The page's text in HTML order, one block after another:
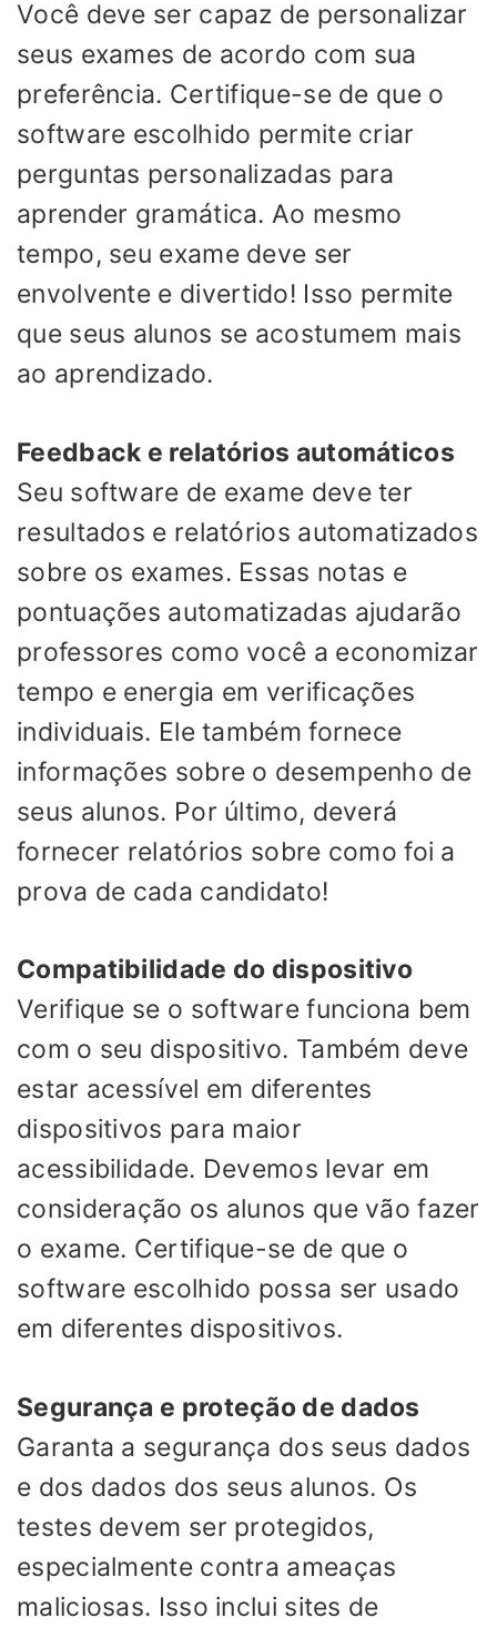
Você deve ser capaz de personalizar
seus exames de acordo com sua
preferência. Certifique-se de que o
software escolhido permite criar
perguntas personalizadas para
aprender gramática. Ao mesmo
tempo, seu exame deve ser
envolvente e divertido! Isso permite
que seus alunos se acostumem mais
ao aprendizado.
Feedback e relatórios automáticos
Seu software de exame deve ter
resultados e relatórios automatizados
sobre os exames. Essas notas e
pontuações automatizadas ajudarão
professores como você a economizar
tempo e energia em verificações
individuais. Ele também fornece
informações sobre o desempenho de
seus alunos. Por último, deverá
fornecer relatórios sobre como foi a
prova de cada candidato!
Compatibilidade do dispositivo
Verifique se o software funciona bem
com o seu dispositivo. Também deve
estar acessível em diferentes
dispositivos para maior
acessibilidade. Devemos levar em
consideração os alunos que vão fazer
o exame. Certifique-se de que o
software escolhido possa ser usado
em diferentes dispositivos.
Segurança e proteção de dados
Garanta a segurança dos seus dados
e dos dados dos seus alunos. Os
testes devem ser protegidos,
especialmente contra ameaças
maliciosas. Isso inclui sites de